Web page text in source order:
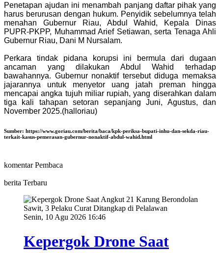
Penetapan ajudan ini menambah panjang daftar pihak yang
harus berurusan dengan hukum. Penyidik sebelumnya telah
menahan Gubernur Riau, Abdul Wahid, Kepala Dinas
PUPR-PKPP, Muhammad Arief Setiawan, serta Tenaga Ahli
Gubernur Riau, Dani M Nursalam.
Perkara tindak pidana korupsi ini bermula dari dugaan
ancaman yang dilakukan Abdul Wahid terhadap
bawahannya. Gubernur nonaktif tersebut diduga memaksa
jajarannya untuk menyetor uang jatah preman hingga
mencapai angka tujuh miliar rupiah, yang diserahkan dalam
tiga kali tahapan setoran sepanjang Juni, Agustus, dan
November 2025.(halloriau)
Sumber: https://www.goriau.com/berita/baca/kpk-periksa-bupati-inhu-dan-sekda-riau-
terkait-kasus-pemerasan-gubernur-nonaktif-abdul-wahid.html
komentar Pembaca
berita Terbaru
Senin, 10 Agu 2026 16:46
Kepergok Drone Saat